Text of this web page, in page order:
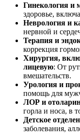
Гинекология и
здоровье,
Неврология и
нервной и
Терапия и
коррекция
Хирургия,
лицевую: От
вмешательств.
Урология и
помощь для
ЛОР и
горла и носа, в
Детское
заболевания,